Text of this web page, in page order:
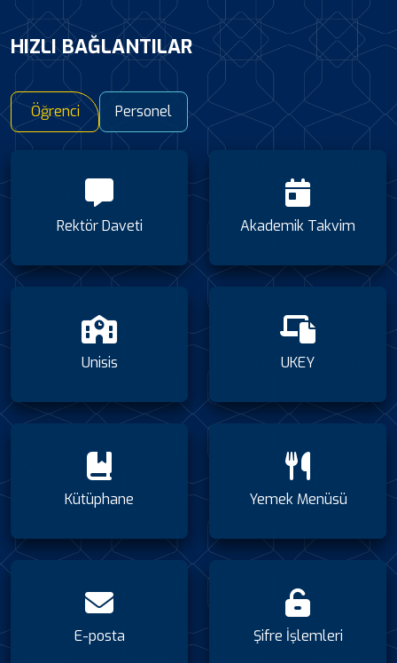
HIZLI BAĞLANTILAR
Öğrenci Personel
Rektör Daveti Akademik Takvim
Unisis UKEY
Kütüphane Yemek Menüsü
E-posta Şifre İşlemleri